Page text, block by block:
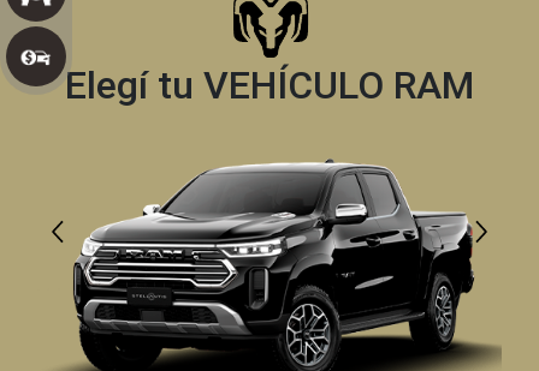
Elegí tu VEHÍCULO RAM